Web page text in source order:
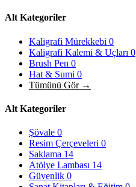
Alt Kategoriler
Kaligrafi Mürekkebi 0
Kaligrafi Kalemi & Uçları 0
Brush Pen 0
Hat & Sumi 0
Tümünü Gör →
Alt Kategoriler
Şövale 0
Resim Çerçeveleri 0
Saklama 14
Atölye Lambası 14
Güvenlik 0